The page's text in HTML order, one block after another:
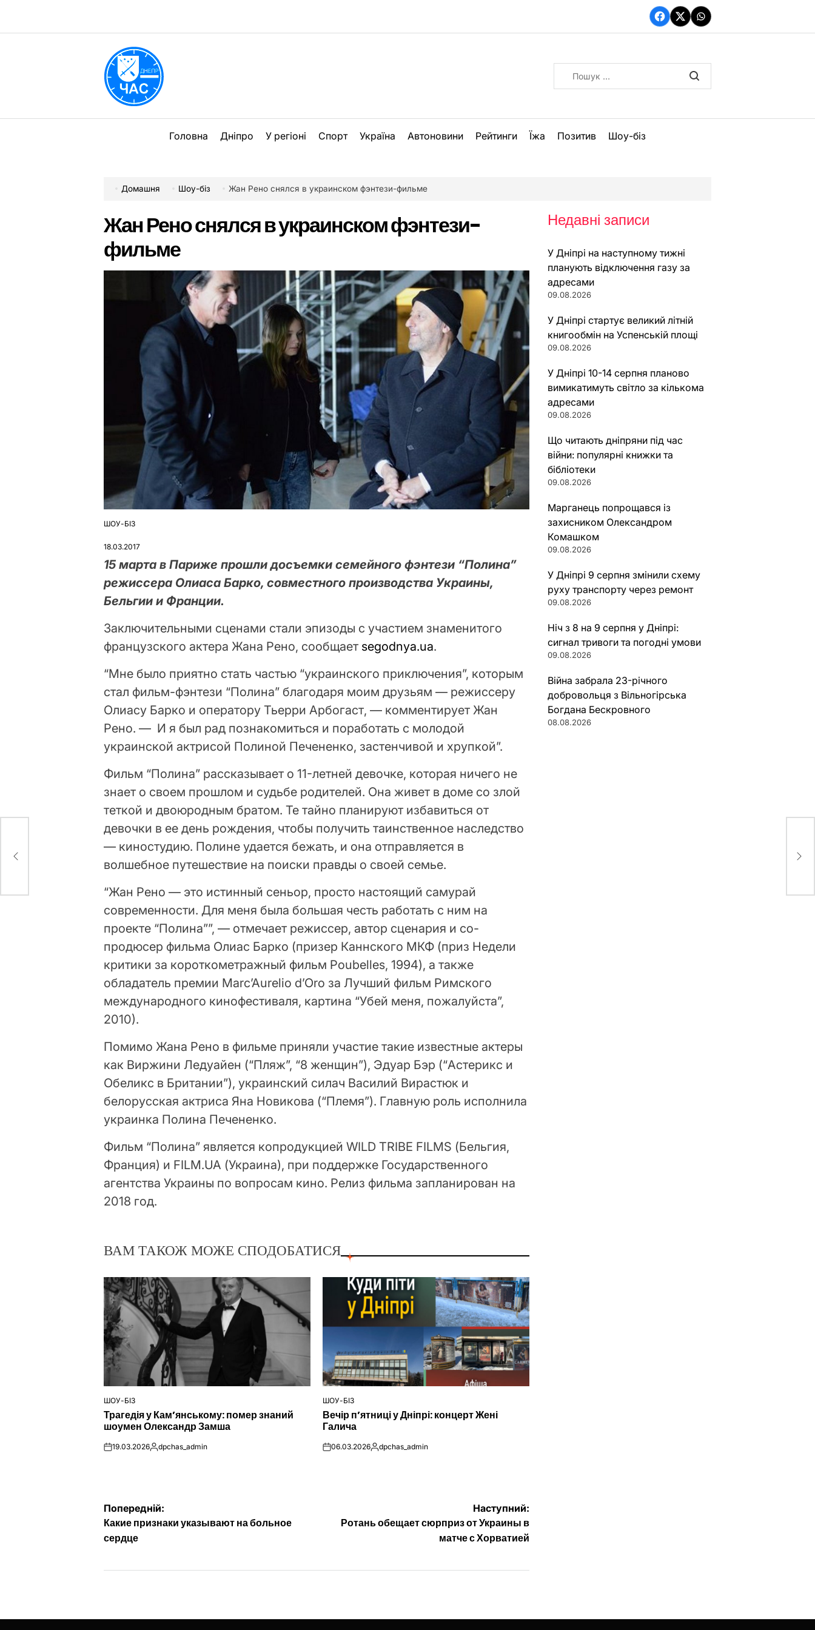
вмісту
Facebook
TwitterWhatsApp
Головна Дніпро У регіоні Спорт Україна Автоновини Рейтинги Їжа Позитив Шоу-біз
Домашня Шоу-біз Жан Рено снялся в украинском фэнтези-фильме
Жан Рено снялся в украинском фэнтези-
фильме
ОПУБЛІКУВАТИ
ШОУ-БІЗ
18.03.2017
15 марта в Париже прошли досъемки семейного фэнтези “Полина”
режиссера Олиаса Барко, совместного производства Украины,
Бельгии и Франции.
Заключительными сценами стали эпизоды с участием знаменитого
французского актера Жана Рено, сообщает segodnya.ua.
“Мне было приятно стать частью “украинского приключения”, которым
стал фильм-фэнтези “Полина” благодаря моим друзьям — режиссеру
Олиасу Барко и оператору Тьерри Арбогаст, — комментирует Жан
Рено. — И я был рад познакомиться и поработать с молодой
украинской актрисой Полиной Печененко, застенчивой и хрупкой”.
Фильм “Полина” рассказывает о 11-летней девочке, которая ничего не
знает о своем прошлом и судьбе родителей. Она живет в доме со злой
теткой и двоюродным братом. Те тайно планируют избавиться от
девочки в ее день рождения, чтобы получить таинственное наследство
— киностудию. Полине удается бежать, и она отправляется в
волшебное путешествие на поиски правды о своей семье.
“Жан Рено — это истинный сеньор, просто настоящий самурай
современности. Для меня была большая честь работать с ним на
проекте “Полина””, — отмечает режиссер, автор сценария и со-
продюсер фильма Олиас Барко (призер Каннского МКФ (приз Недели
критики за короткометражный фильм Poubelles, 1994), а также
обладатель премии Marc’Aurelio d’Oro за Лучший фильм Римского
международного кинофестиваля, картина “Убей меня, пожалуйста”,
2010).
Помимо Жана Рено в фильме приняли участие такие известные актеры
как Виржини Ледуайен (“Пляж”, “8 женщин”), Эдуар Бэр (“Астерикс и
Обеликс в Британии”), украинский силач Василий Вирастюк и
белорусская актриса Яна Новикова (“Племя”). Главную роль исполнила
украинка Полина Печененко.
Фильм “Полина” является копродукцией WILD TRIBE FILMS (Бельгия,
Франция) и FILM.UA (Украина), при поддержке Государственного
агентства Украины по вопросам кино. Релиз фильма запланирован на
2018 год.
ВАМ ТАКОЖ МОЖЕ СПОДОБАТИСЯ
ОПУБЛІКУВАТИ
ШОУ-БІЗ
Трагедія у Кам’янському: помер знаний
шоумен Олександр Замша
on19.03.2026Опубліковано
dpchas_admin
ОПУБЛІКУВАТИ
У
ШОУ-БІЗ
Вечір п’ятниці у Дніпрі: концерт Жені
Галича
on06.03.2026Опубліковано
dpchas_admin
Навігація
записів
Попередній:
Какие признаки указывают на больное
сердце
Наступний:
Ротань обещает сюрприз от Украины в
матче с Хорватией
Недавні записи
У Дніпрі на наступному тижні
планують відключення газу за
адресами
09.08.2026
У Дніпрі стартує великий літній
книгообмін на Успенській площі
09.08.2026
У Дніпрі 10-14 серпня планово
вимикатимуть світло за кількома
адресами
09.08.2026
Що читають дніпряни під час
війни: популярні книжки та
бібліотеки
09.08.2026
Марганець попрощався із
захисником Олександром
Комашком
09.08.2026
У Дніпрі 9 серпня змінили схему
руху транспорту через ремонт
09.08.2026
Ніч з 8 на 9 серпня у Дніпрі:
сигнал тривоги та погодні умови
09.08.2026
Війна забрала 23-річного
добровольця з Вільногірська
Богдана Бескровного
08.08.2026